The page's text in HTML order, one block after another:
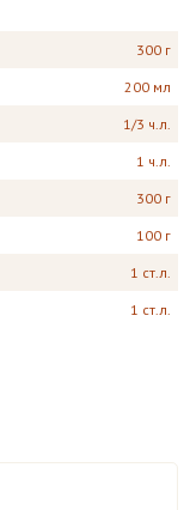
300 г
200 мл
1/3 ч.л.
1 ч.л.
300 г
100 г
1 ст.л.
1 ст.л.